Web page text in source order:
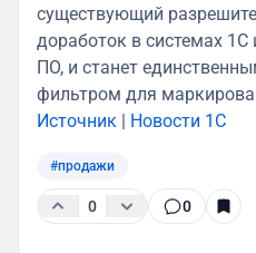
существующий
доработок в системах 1С
ПО, и станет
фильтром для
Источник | Новости 1С
#продажи
0 0